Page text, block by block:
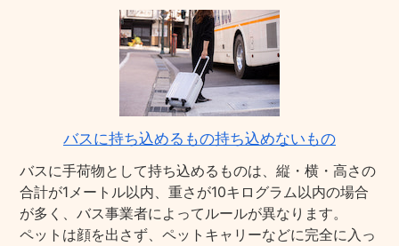
バスに持ち込めるもの持ち込めないもの
バスに手荷物として持ち込めるものは、縦・横・高さの
合計が1メートル以内、重さが10キログラム以内の場合
が多く、バス事業者によってルールが異なります。
ペットは顔を出さず、ペットキャリーなどに完全に入っ